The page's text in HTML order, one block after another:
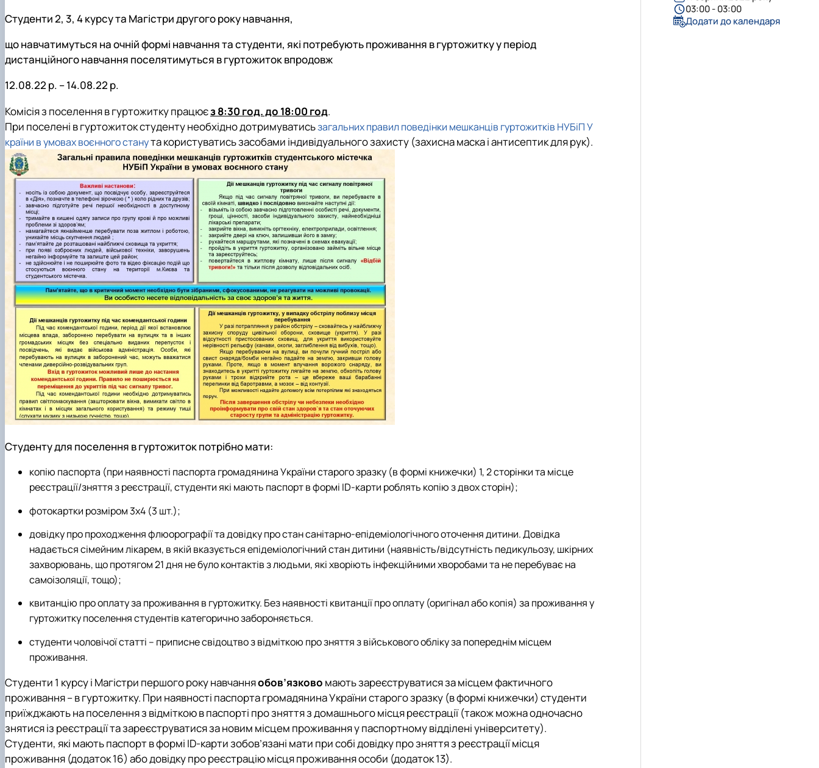
Відомі постаті факультету
Забезпечення ОПП «Екологічна біотехнологія та біоенергетика»
Забезпечення ОПП «Екологічний контроль та аудит»
Студенти 2, 3, 4 курсу та Магістри другого року навчання,
що навчатимуться на очній формі навчання та студенти, які потребують проживання в гуртожитку у період
дистанційного навчання поселятимуться в гуртожиток впродовж
12.08.22 р. – 14.08.22 р.
Комісія з поселення в гуртожитку працюєз 8:30 год. до 18:00 год.
При поселені в гуртожиток студенту необхідно дотримуватисьзагальних правил поведінки мешканців гуртожитків НУБіП У
країни в умовах воєнного станута користуватись засобами індивідуального захисту (захисна маска і антисептик для рук).
Студенту для поселення в гуртожиток потрібно мати:
копію паспорта (при наявності паспорта громадянина України старого зразку (в формі книжечки) 1, 2 сторінки та місце
реєстрації/зняття з реєстрації, студенти які мають паспорт в формі ID-карти роблять копію з двох сторін);
фотокартки розміром 3х4 (3 шт.);
довідку про проходження флюорографії та довідку про стан санітарно-епідеміологічного оточення дитини. Довідка
надається сімейним лікарем, в якій вказується епідеміологічний стан дитини (наявність/відсутність педикульозу, шкірних
захворювань, що протягом 21 дня не було контактів з людьми, які хворіють інфекційними хворобами та не перебуває на
самоізоляції, тощо);
квитанцію про оплату за проживання в гуртожитку. Без наявності квитанції про оплату (оригінал або копія) за проживання у
гуртожитку поселення студентів категорично забороняється.
студенти чоловічої статті – приписне свідоцтво з відміткою про зняття з військового обліку за попереднім місцем
проживання.
Студенти 1 курсу і Магістри першого року навчанняобов’язково мають зареєструватися за місцем фактичного
проживання – в гуртожитку. При наявності паспорта громадянина України старого зразку (в формі книжечки) студенти
приїжджають на поселення з відміткою в паспорті про зняття з домашнього місця реєстрації (також можна одночасно
знятися із реєстрації та зареєструватися за новим місцем проживання у паспортному відділені університету).
Студенти, які мають паспорт в формі ID-карти зобов’язані мати при собі довідку про зняття з реєстрації місця
проживання (додаток 16) або довідку про реєстрацію місця проживання особи (додаток 13).
03:00 - 03:00
Додати до календаря